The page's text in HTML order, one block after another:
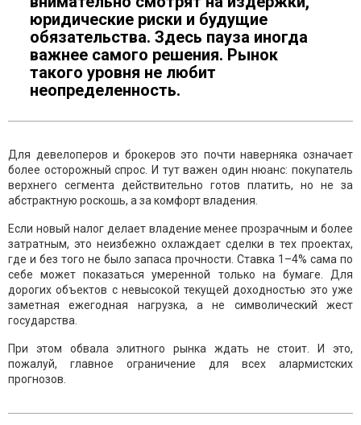
юридические риски и будущие
обязательства. Здесь пауза иногда
важнее самого решения. Рынок
такого уровня не любит
неопределенность.
Для девелоперов и брокеров это почти наверняка означает
более осторожный спрос. И тут важен один нюанс: покупатель
верхнего сегмента действительно готов платить, но не за
абстрактную роскошь, а за комфорт владения.
Если новый налог делает владение менее прозрачным и более
затратным, это неизбежно охлаждает сделки в тех проектах,
где и без того не было запаса прочности. Ставка 1–4% сама по
себе может показаться умеренной только на бумаге. Для
дорогих объектов с невысокой текущей доходностью это уже
заметная ежегодная нагрузка, а не символический жест
государства.
При этом обвала элитного рынка ждать не стоит. И это,
пожалуй, главное ограничение для всех алармистских
прогнозов.